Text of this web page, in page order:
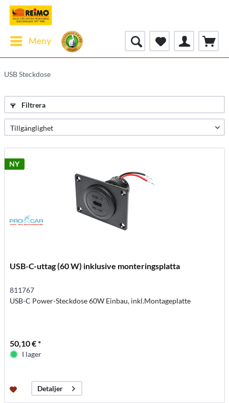
Meny
USB Steckdose
Filtrera
NY
USB-C-uttag (60 W) inklusive monteringsplatta
811767
USB-C Power-Steckdose 60W Einbau, inkl.Montageplatte
50,10 € *
I lager
Detaljer